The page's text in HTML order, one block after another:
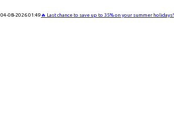
04-08-2026 01:49🔥 Last chance to save up to 35% on your summer holidays!